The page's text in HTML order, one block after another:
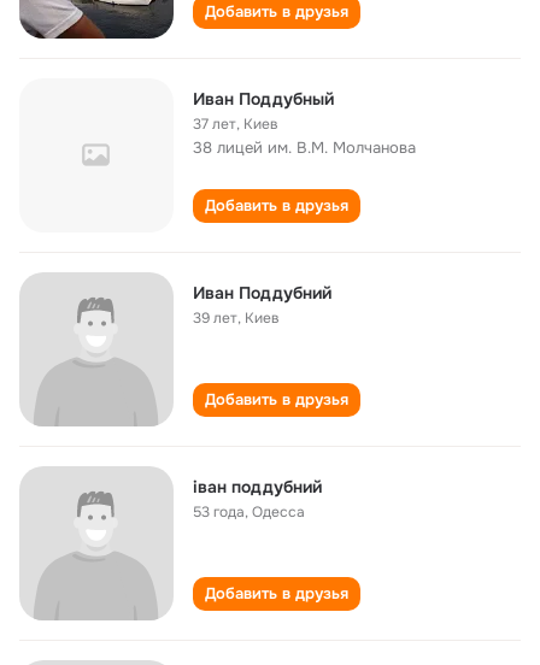
Добавить в друзья
Иван Поддубный
37 лет, Киев
38 лицей им. В.М. Молчанова
Добавить в друзья
Иван Поддубний
39 лет, Киев
Добавить в друзья
іван поддубний
53 года,Одесса
Добавить в друзья